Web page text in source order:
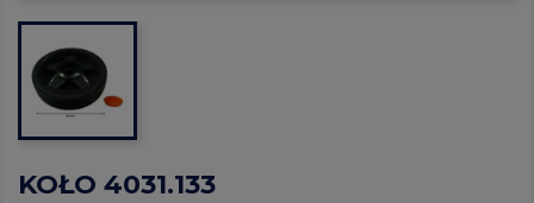
KOŁO 4031.133